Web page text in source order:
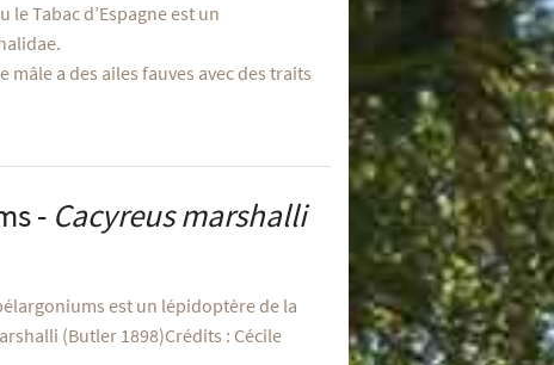
Tabac d’Espagne est un
mâle a des ailes fauves avec des traits
- Cacyreus marshalli
est un lépidoptère de la
(Butler 1898)Crédits : Cécile